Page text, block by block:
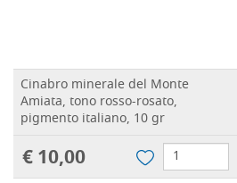
Cinabro minerale del Monte
Amiata, tono rosso-rosato,
pigmento italiano, 10 gr
€ 10,00